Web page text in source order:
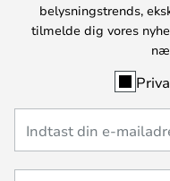
belysningstrends,
tilmelde dig vores